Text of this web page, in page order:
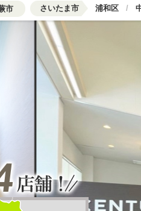
市 さいたま市 浦和区